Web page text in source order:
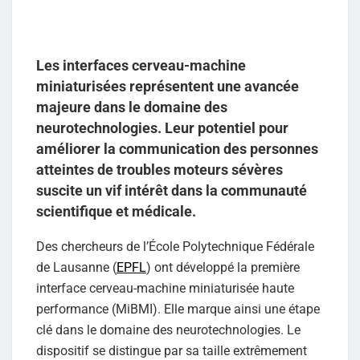
Les interfaces cerveau-machine
miniaturisées représentent une avancée
majeure dans le domaine des
neurotechnologies. Leur potentiel pour
améliorer la communication des personnes
atteintes de troubles moteurs sévères
suscite un vif intérêt dans la communauté
scientifique et médicale.
Des chercheurs de l’École Polytechnique Fédérale
de Lausanne (EPFL) ont développé la première
interface cerveau-machine miniaturisée haute
performance (MiBMI). Elle marque ainsi une étape
clé dans le domaine des neurotechnologies. Le
dispositif se distingue par sa taille extrêmement